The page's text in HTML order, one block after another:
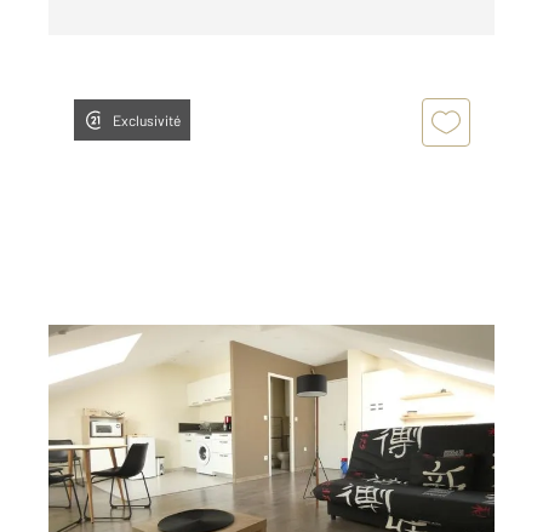
Exclusivité
ST AFFRIQUE 12
31,44 m
, 1 pièce
Ref : 7742
Appartement Studio à louer
333,12 €
par mois charges comprises